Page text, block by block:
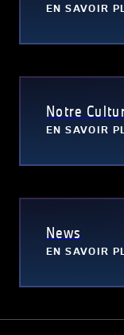
EN SAVOIR
Notre
EN SAVOIR
News
EN SAVOIR